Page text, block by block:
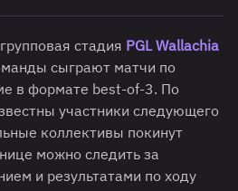
стадия PGL Wallachia
сыграют матчи по
в формате best-of-3. По
участники следующего
коллективы покинут
можно следить за
и результатами по ходу